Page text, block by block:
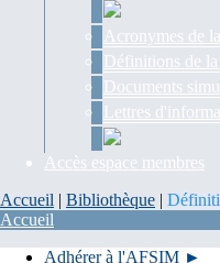
Acronymes de
Définitions de
Documents
Lettres
Accès espace membres
Accueil | Bibliothèque |
Accueil
Adhérer à l'AFSIM ►